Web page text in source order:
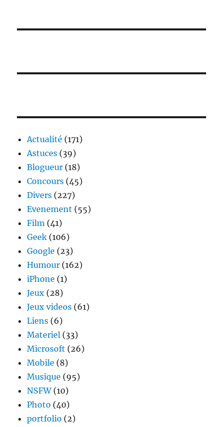
Actualité (171)
Astuces (39)
Blogueur (18)
Concours (45)
Divers (227)
Evenement (55)
Film (41)
Geek (106)
Google (23)
Humour (162)
iPhone (1)
Jeux (28)
Jeux videos (61)
Liens (6)
Materiel (33)
Microsoft (26)
Mobile (8)
Musique (95)
NSFW(10)
Photo (40)
portfolio (2)